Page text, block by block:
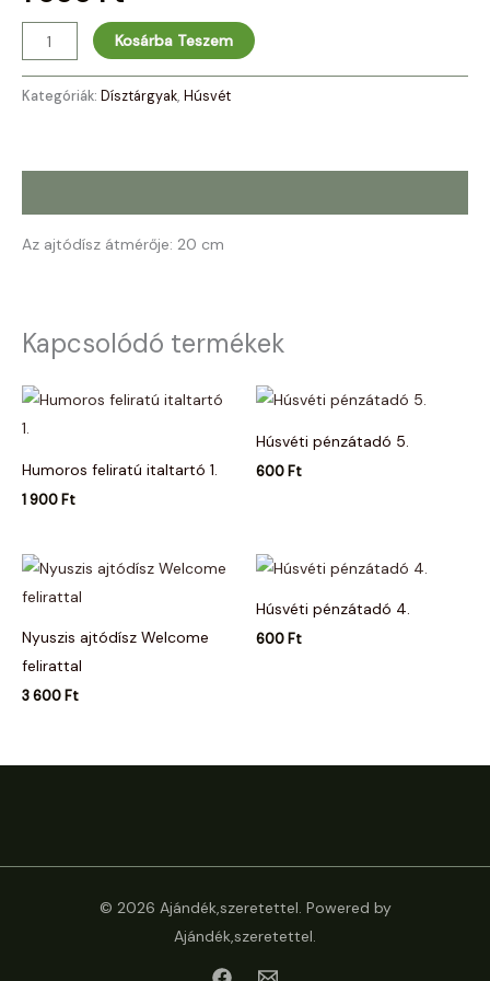
Kosárba Teszem
Kategóriák: Dísztárgyak, Húsvét
Az ajtódísz átmérője: 20 cm
Kapcsolódó termékek
Humoros feliratú italtartó 1.
1 900 Ft
Húsvéti pénzátadó 5.
600 Ft
Nyuszis ajtódísz Welcome
felirattal
3 600 Ft
Húsvéti pénzátadó 4.
600 Ft
© 2026 Ajándék,szeretettel. Powered by
Ajándék,szeretettel.